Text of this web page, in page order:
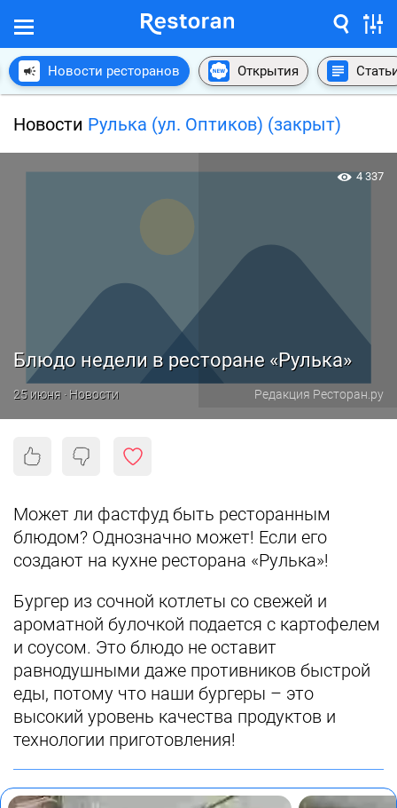
Новости ресторанов Открытия
Новости Рулька (ул. Оптиков) (закрыт)
Блюдо недели в ресторане «Рулька»
25 июня · Новости Редакция Ресторан.ру
4 337
Может ли фастфуд быть ресторанным
блюдом? Однозначно может! Если его
создают на кухне ресторана «Рулька»!
Бургер из сочной котлеты со свежей и
ароматной булочкой подается с картофелем
и соусом. Это блюдо не оставит
равнодушными даже противников быстрой
еды, потому что наши бургеры – это
высокий уровень качества продуктов и
технологии приготовления!